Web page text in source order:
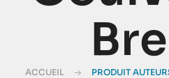
ACCUEIL PRODUIT